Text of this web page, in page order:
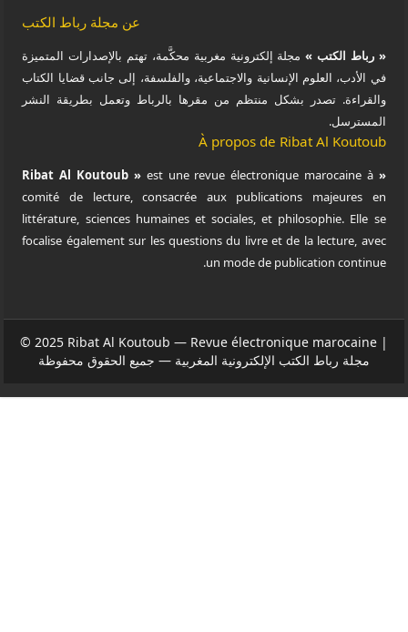
المتميزة
الكتاب
النشر
comité
focalise
© 2025
محفوظة